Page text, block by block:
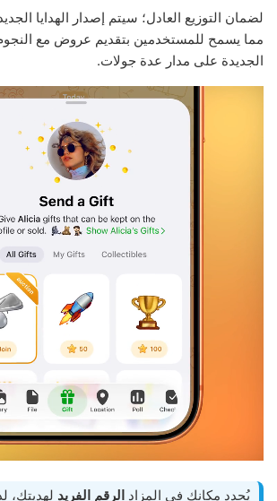
لضمان التوزيع العادل؛ سيتم إصدار الهدايا
مما يسمح للمستخدمين بتقديم عروض مع النجوم
الجديدة على مدار عدة جولات.
يُحدد مكانك في المزاد الرقم الفريد لهديتك،